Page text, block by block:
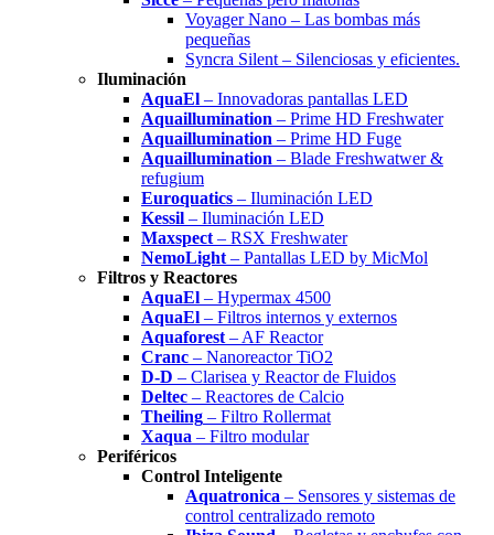
Voyager Nano – Las bombas más
pequeñas
Syncra Silent – Silenciosas y eficientes.
Iluminación
AquaEl – Innovadoras pantallas LED
Aquaillumination – Prime HD Freshwater
Aquaillumination – Prime HD Fuge
Aquaillumination – Blade Freshwatwer &
refugium
Euroquatics – Iluminación LED
Kessil – Iluminación LED
Maxspect – RSX Freshwater
NemoLight – Pantallas LED by MicMol
Filtros y Reactores
AquaEl – Hypermax 4500
AquaEl – Filtros internos y externos
Aquaforest – AF Reactor
Cranc – Nanoreactor TiO2
D-D – Clarisea y Reactor de Fluidos
Deltec – Reactores de Calcio
Theiling – Filtro Rollermat
Xaqua – Filtro modular
Periféricos
Control Inteligente
Aquatronica – Sensores y sistemas de
control centralizado remoto